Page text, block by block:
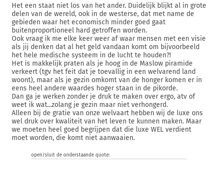
Het een staat niet los van het ander. Duidelijk blijkt al in grote
delen van de wereld, ook in de westerse, dat met name de
gebieden waar het economisch minder goed gaat
buitenproportioneel hard getroffen worden.
Ook vraag ik me elke keer weer af waar mensen met een visie
als jij denken dat al het geld vandaan komt om bijvoorbeeld
het hele medische systeem in de lucht te houden?!
Het is makkelijk praten als je hoog in de Maslow piramide
verkeert (tgv het feit dat je toevallig in een welvarend land
woont), maar als je gezin omkomt van de honger komen er in
eens heel andere waardes hoger staan in de pikorde.
Dan ga je werken zonder je druk te maken over ergo, atv of
weet ik wat...zolang je gezin maar niet verhongerd.
Alleen bij de gratie van onze welvaart hebben wij de luxe ons
wel druk over kwaliteit van het leven te kunnen maken. Maar
we moeten heel goed begrijpen dat die luxe WEL verdient
moet worden, die komt niet aanwaaien.
open/sluit de onderstaande quote: